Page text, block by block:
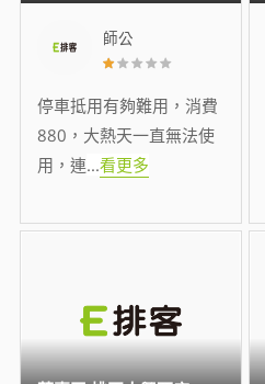
師公
停車抵用有夠難用，消費
880，大熱天一直無法使
用，連...看更多